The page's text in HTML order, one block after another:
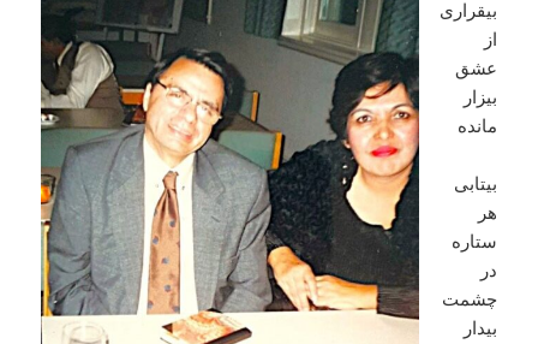
بيقراری
از
عشق
بيزار
مانده
بيتابی
هر
ستاره
در
چشمت
بيدار